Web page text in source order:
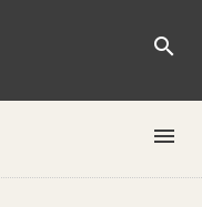
search
menu